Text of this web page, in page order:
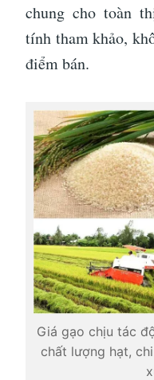
chung cho toàn
tính tham khảo,
điểm bán.
Giá gạo chịu tác
chất lượng hạt,